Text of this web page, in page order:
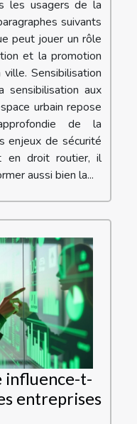
les usagers de la
suivants
peut jouer un rôle
et la promotion
Sensibilisation
sensibilisation aux
urbain repose
de la
enjeux de sécurité
en droit routier, il
aussi bien la...
influence-t-
entreprises